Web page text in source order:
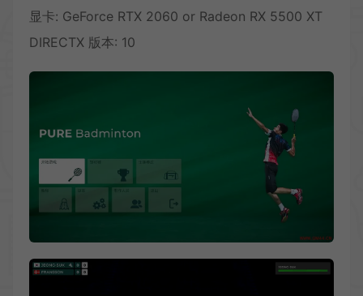
显卡: GeForce RTX 2060 or Radeon RX 5500 XT
DIRECTX 版本: 10